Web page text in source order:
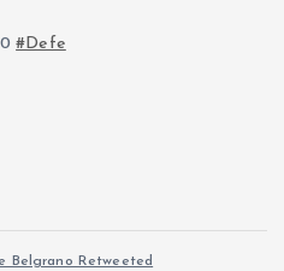
0#Defe
Belgrano Retweeted